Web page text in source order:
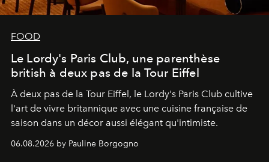
FOOD
Le Lordy's Paris Club, une parenthèse
british à deux pas de la Tour Eiffel
À deux pas de la Tour Eiffel, le Lordy's Paris Club cultive
l'art de vivre britannique avec une cuisine française de
saison dans un décor aussi élégant qu'intimiste.
06.08.2026 by Pauline Borgogno